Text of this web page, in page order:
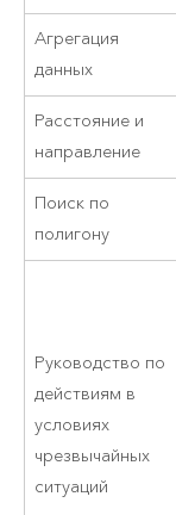
Агрегация
данных
Расстояние и
направление
Поиск по
полигону
Руководство по
действиям в
условиях
чрезвычайных
ситуаций